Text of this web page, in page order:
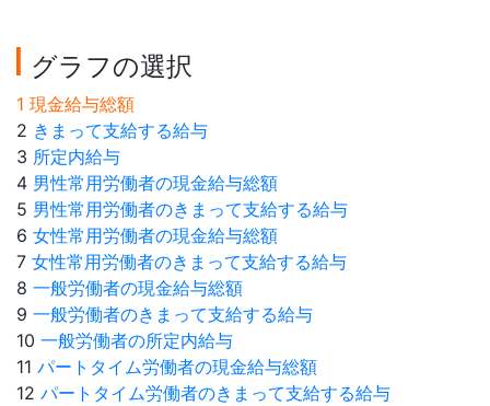
グラフの選択
1 現金給与総額
2 きまって支給する給与
3 所定内給与
4 男性常用労働者の現金給与総額
5 男性常用労働者のきまって支給する給与
6 女性常用労働者の現金給与総額
7 女性常用労働者のきまって支給する給与
8 一般労働者の現金給与総額
9 一般労働者のきまって支給する給与
10 一般労働者の所定内給与
11 パートタイム労働者の現金給与総額
12 パートタイム労働者のきまって支給する給与